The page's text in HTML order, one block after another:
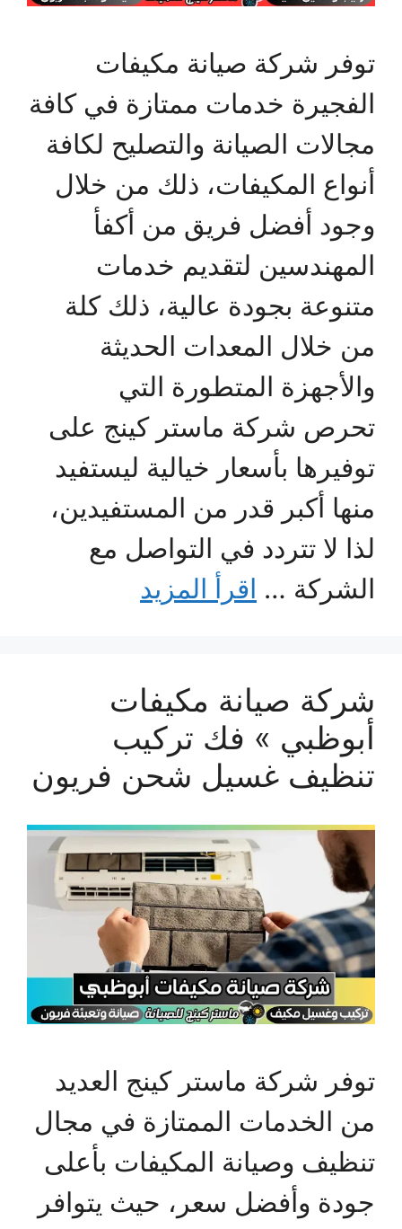
توفر شركة صيانة مكيفات
الفجيرة خدمات ممتازة في كافة
مجالات الصيانة والتصليح لكافة
أنواع المكيفات، ذلك من خلال
وجود أفضل فريق من أكفأ
المهندسين لتقديم خدمات
متنوعة بجودة عالية، ذلك كلة
من خلال المعدات الحديثة
والأجهزة المتطورة التي
تحرص شركة ماستر كينج على
توفيرها بأسعار خيالية ليستفيد
منها أكبر قدر من المستفيدين،
لذا لا تتردد في التواصل مع
الشركة … اقرأ المزيد
شركة صيانة مكيفات
أبوظبي » فك تركيب
تنظيف غسيل شحن فريون
توفر شركة ماستر كينج العديد
من الخدمات الممتازة في مجال
تنظيف وصيانة المكيفات بأعلى
جودة وأفضل سعر، حيث يتوافر